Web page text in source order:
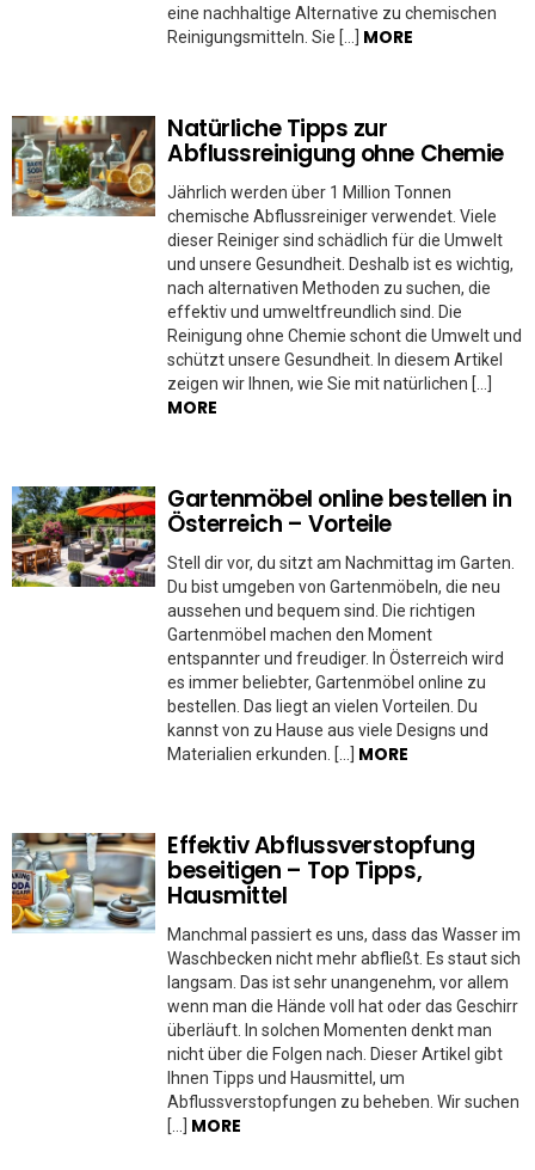
eine nachhaltige Alternative zu chemischen
Reinigungsmitteln. Sie […] MORE
Natürliche Tipps zur
Abflussreinigung ohne Chemie
Jährlich werden über 1 Million Tonnen
chemische Abflussreiniger verwendet. Viele
dieser Reiniger sind schädlich für die Umwelt
und unsere Gesundheit. Deshalb ist es wichtig,
nach alternativen Methoden zu suchen, die
effektiv und umweltfreundlich sind. Die
Reinigung ohne Chemie schont die Umwelt und
schützt unsere Gesundheit. In diesem Artikel
zeigen wir Ihnen, wie Sie mit natürlichen […]
MORE
Gartenmöbel online bestellen in
Österreich – Vorteile
Stell dir vor, du sitzt am Nachmittag im Garten.
Du bist umgeben von Gartenmöbeln, die neu
aussehen und bequem sind. Die richtigen
Gartenmöbel machen den Moment
entspannter und freudiger. In Österreich wird
es immer beliebter, Gartenmöbel online zu
bestellen. Das liegt an vielen Vorteilen. Du
kannst von zu Hause aus viele Designs und
Materialien erkunden. […] MORE
Effektiv Abflussverstopfung
beseitigen – Top Tipps,
Hausmittel
Manchmal passiert es uns, dass das Wasser im
Waschbecken nicht mehr abfließt. Es staut sich
langsam. Das ist sehr unangenehm, vor allem
wenn man die Hände voll hat oder das Geschirr
überläuft. In solchen Momenten denkt man
nicht über die Folgen nach. Dieser Artikel gibt
Ihnen Tipps und Hausmittel, um
Abflussverstopfungen zu beheben. Wir suchen
[…] MORE